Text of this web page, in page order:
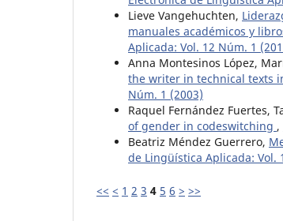
Lieve Vangehuchten,
manuales académicos y
Aplicada: Vol. 12 Núm. 1
Anna Montesinos López,
the writer in technical texts
Núm. 1 (2003)
Raquel Fernández Fuertes,
of gender in codeswitching ,
Beatriz Méndez Guerrero,
de Lingüística Aplicada: Vol.
<< < 1 2 3 4 5 6 > >>